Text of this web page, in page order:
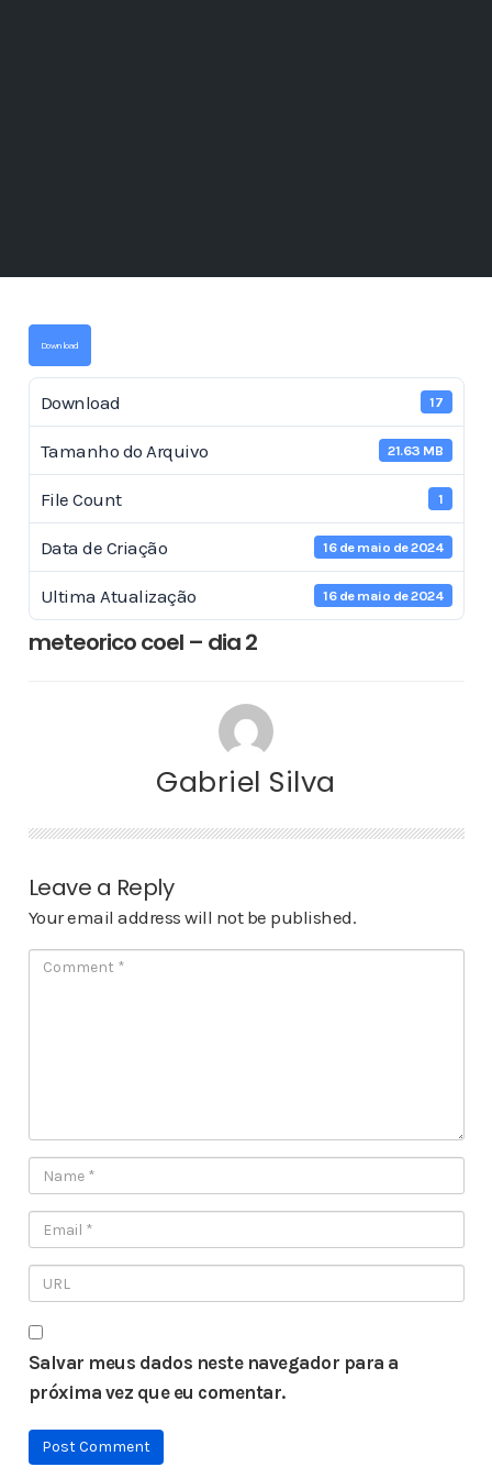
Download
Download 17
Tamanho do Arquivo 21.63 MB
File Count 1
Data de Criação 16 de maio de 2024
Ultima Atualização 16 de maio de 2024
meteorico coel – dia 2
Gabriel Silva
Leave a Reply
Your email address will not be published.
Salvar meus dados neste navegador para a
próxima vez que eu comentar.